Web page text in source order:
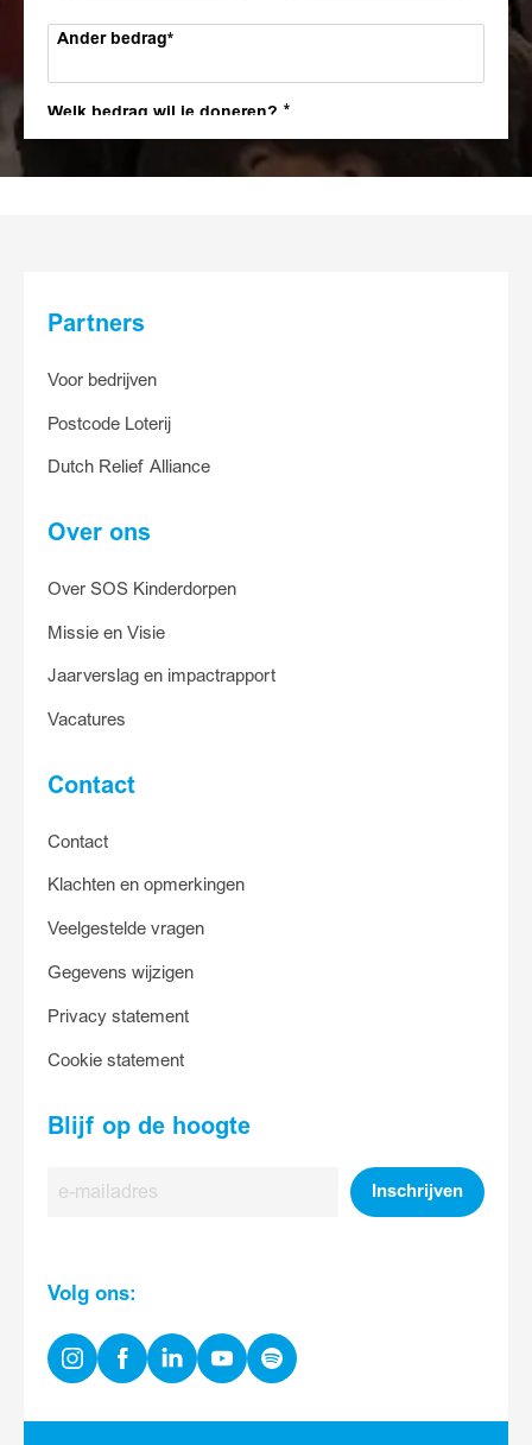
Ander bedrag
Welk bedrag wil je doneren?
7,50 meest gekozen15
Ander bedrag
Partners
Voor bedrijven
Postcode Loterij
Dutch Relief Alliance
Over ons
Over SOS Kinderdorpen
Missie en Visie
Jaarverslag en impactrapport
Vacatures
Contact
Contact
Klachten en opmerkingen
Veelgestelde vragen
Gegevens wijzigen
Privacy statement
Cookie statement
Blijf op de hoogte
E-
Inschrijven
Volg ons:
InstagramFacebookLinkedinYoutubeSpotify